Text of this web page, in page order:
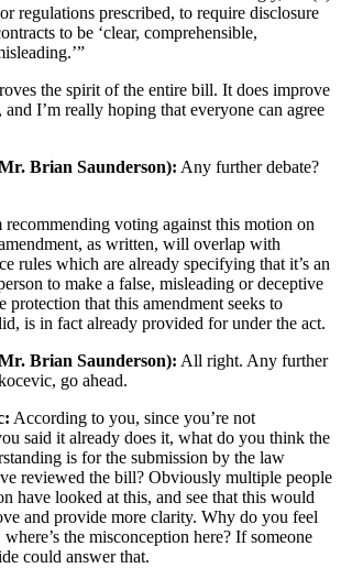
regulations prescribed, to require disclosure
to be ‘clear, comprehensible,
the spirit of the entire bill. It does improve
I’m really hoping that everyone can agree
Brian Saunderson): Any further debate?
recommending voting against this motion on
as written, will overlap with
rules which are already specifying that it’s an
to make a false, misleading or deceptive
protection that this amendment seeks to
is in fact already provided for under the act.
Brian Saunderson): All right. Any further
go ahead.
According to you, since you’re not
said it already does it, what do you think the
is for the submission by the law
reviewed the bill? Obviously multiple people
have looked at this, and see that this would
and provide more clarity. Why do you feel
where’s the misconception here? If someone
could answer that.